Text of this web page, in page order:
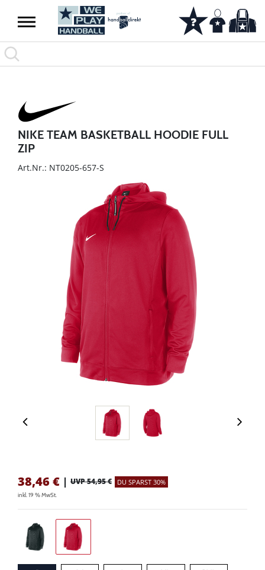
NIKE TEAM BASKETBALL HOODIE FULL
ZIP
Art.Nr.: NT0205-657-S
38,46 € | UVP 54,95 € DU SPARST 30%
inkl. 19 % MwSt.